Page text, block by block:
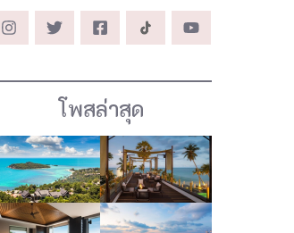
โพสล่าสุด